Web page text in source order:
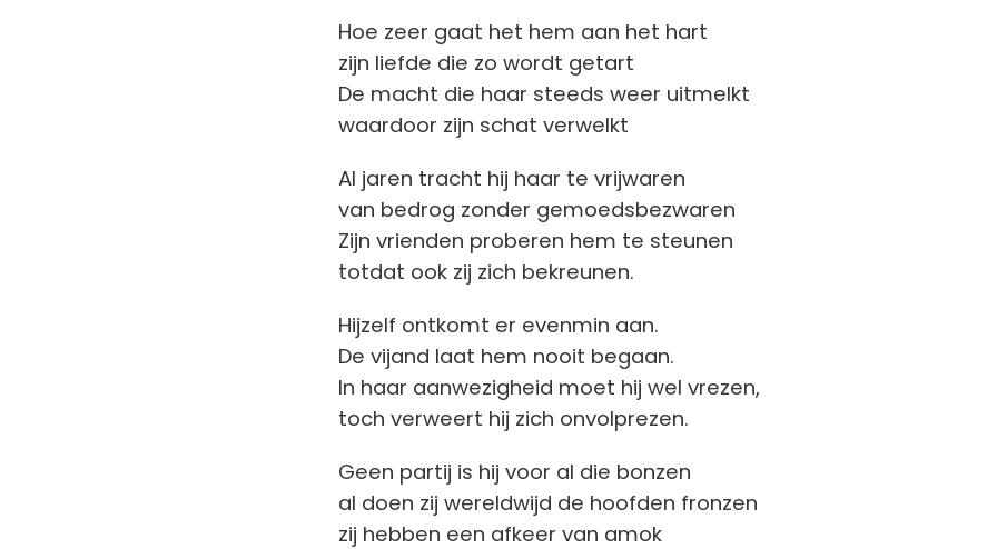
Hoe zeer gaat het hem aan het hart
zijn liefde die zo wordt getart
De macht die haar steeds weer uitmelkt
waardoor zijn schat verwelkt
Al jaren tracht hij haar te vrijwaren
van bedrog zonder gemoedsbezwaren
Zijn vrienden proberen hem te steunen
totdat ook zij zich bekreunen.
Hijzelf ontkomt er evenmin aan.
De vijand laat hem nooit begaan.
In haar aanwezigheid moet hij wel vrezen,
toch verweert hij zich onvolprezen.
Geen partij is hij voor al die bonzen
al doen zij wereldwijd de hoofden fronzen
zij hebben een afkeer van amok